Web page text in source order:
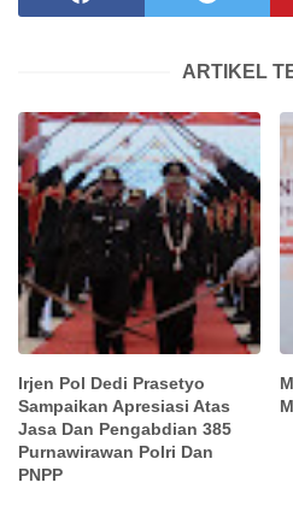
ARTIKEL
Irjen Pol Dedi Prasetyo
Sampaikan Apresiasi Atas
Jasa Dan Pengabdian 385
Purnawirawan Polri Dan
PNPP